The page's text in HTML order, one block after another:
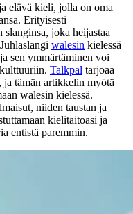
elävä kieli, jolla on oma
Erityisesti
joka heijastaa
walesin kielessä
sen ymmärtäminen voi
Talkpal tarjoaa
ja tämän artikkelin myötä
walesin kielessä.
niiden taustan ja
kielitaitoasi ja
entistä paremmin.